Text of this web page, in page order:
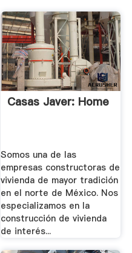
Casas Javer: Home
Somos una de las
empresas constructoras de
vivienda de mayor tradición
en el norte de México. Nos
especializamos en la
construcción de vivienda
de interés...